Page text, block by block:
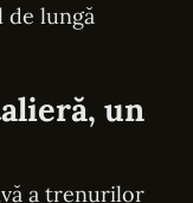
lungă
un
a trenurilor